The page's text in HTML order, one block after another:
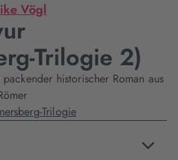
Vögl
Trilogie 2)
historischer Roman aus
Trilogie